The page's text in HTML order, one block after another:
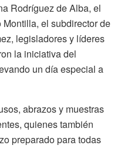
Rodríguez de Alba, el
el subdirector de
legisladores y líderes
la iniciativa del
un día especial a
abrazos y muestras
quienes también
preparado para todas